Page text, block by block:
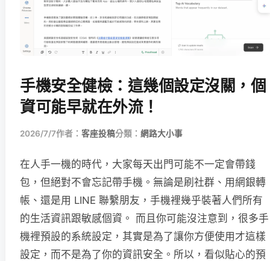
手機安全健檢：這幾個設定沒關，個
資可能早就在外流！
2026/7/7作者： 客座投稿分類： 網路大小事
在人手一機的時代，大家每天出門可能不一定會帶錢
包，但絕對不會忘記帶手機。無論是刷社群、用網銀轉
帳、還是用 LINE 聯繫朋友，手機裡幾乎裝著人們所有
的生活資訊跟敏感個資。 而且你可能沒注意到，很多手
機裡預設的系統設定，其實是為了讓你方便使用才這樣
設定，而不是為了你的資訊安全。所以，看似貼心的預